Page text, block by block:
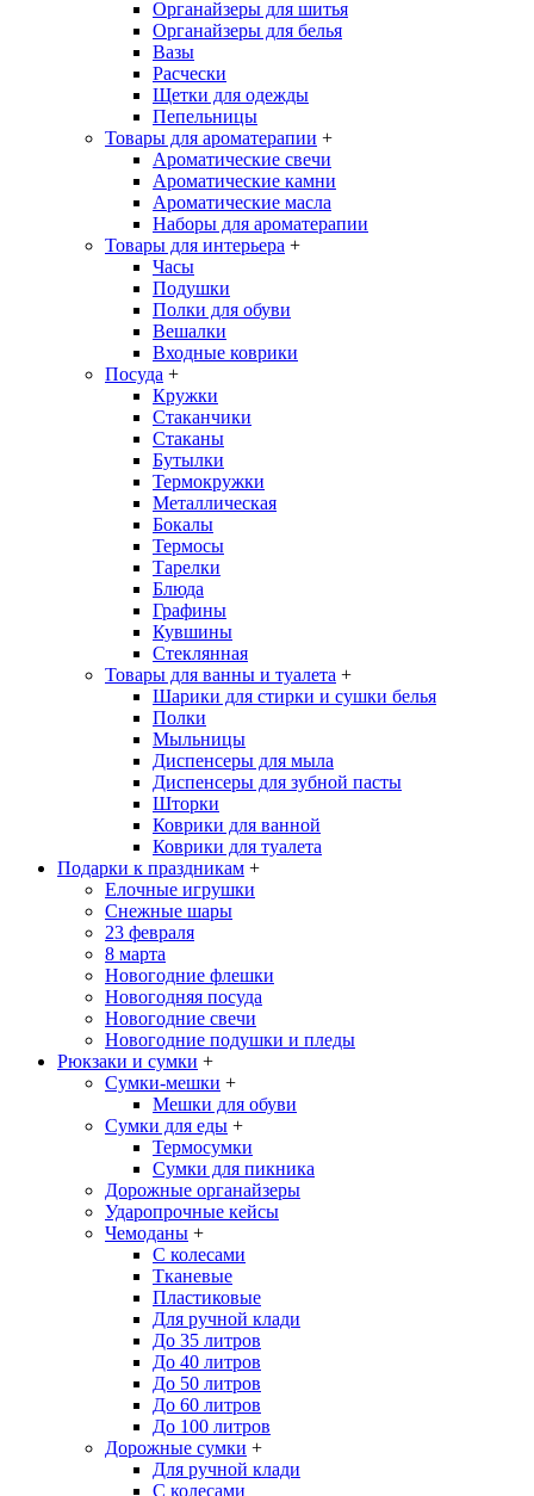
Органайзеры для шитья
Органайзеры для белья
Вазы
Расчески
Щетки для одежды
Пепельницы
Товары для ароматерапии +
Ароматические свечи
Ароматические камни
Ароматические масла
Наборы для ароматерапии
Товары для интерьера +
Часы
Подушки
Полки для обуви
Вешалки
Входные коврики
Посуда +
Кружки
Стаканчики
Стаканы
Бутылки
Термокружки
Металлическая
Бокалы
Термосы
Тарелки
Блюда
Графины
Кувшины
Стеклянная
Товары для ванны и туалета +
Шарики для стирки и сушки белья
Полки
Мыльницы
Диспенсеры для мыла
Диспенсеры для зубной пасты
Шторки
Коврики для ванной
Коврики для туалета
Подарки к праздникам +
Елочные игрушки
Снежные шары
23 февраля
8 марта
Новогодние флешки
Новогодняя посуда
Новогодние свечи
Новогодние подушки и пледы
Рюкзаки и сумки +
Сумки-мешки +
Мешки для обуви
Сумки для еды +
Термосумки
Сумки для пикника
Дорожные органайзеры
Ударопрочные кейсы
Чемоданы +
С колесами
Тканевые
Пластиковые
Для ручной клади
До 35 литров
До 40 литров
До 50 литров
До 60 литров
До 100 литров
Дорожные сумки +
Для ручной клади
С колесами